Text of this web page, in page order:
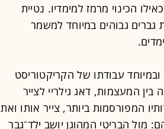
הכינוי מרמז למימדיו. נטיית
גבוהים במיוחד למשמר
ובמיוחד עבודתו של הקריקטוריסט
בין המעצמות, דאג גילריי לצייר
המפורסמות ביותר, צייר אותו ואת
הבריטי המהוגן יושב ילד־גבר